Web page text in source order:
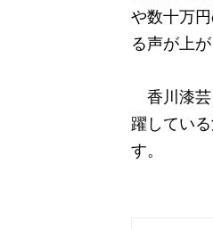
や数十万
る声が上
香川漆芸
躍してい
す。